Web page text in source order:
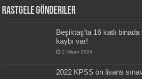
Rastgele Gönderiler
Beşiktaş’ta 16 katlı binada
kaybı var!
2 Nisan 2024
2022 KPSS ön lisans